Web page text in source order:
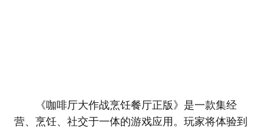
《咖啡厅大作战烹饪餐厅正版》是一款集经
营、烹饪、社交于一体的游戏应用。玩家将体验到